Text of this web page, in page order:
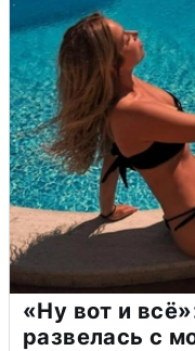
«Ну вот и
развелась с